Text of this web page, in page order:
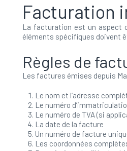
Facturation
La facturation est un aspect
éléments spécifiques doivent
Règles de
Les factures émises depuis
Le nom et l’adresse
Le numéro
Le numéro de TVA (si
La date de la facture
Un numéro de facture
Les coordonnées